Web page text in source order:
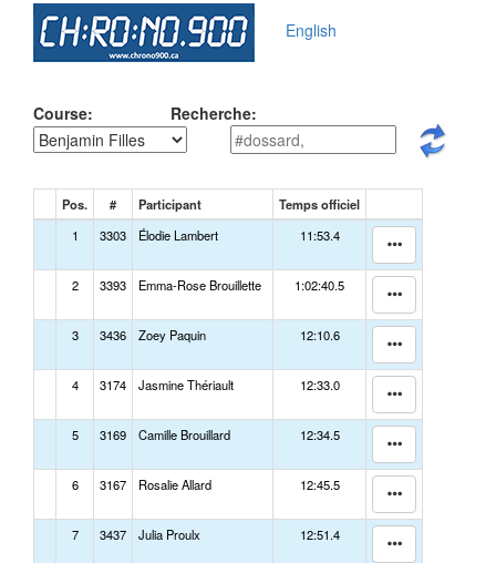
English
Course: Recherche:
Pos. # Participant
Temps officiel
1
3303 Élodie Lambert 11:53.4
2 3393 Emma-Rose Brouillette 1:02:40.5
3 3436 Zoey Paquin 12:10.6
4 3174 Jasmine Thériault 12:33.0
5 3169 Camille Brouillard 12:34.5
6 3167 Rosalie Allard 12:45.5
7 3437 Julia Proulx 12:51.4